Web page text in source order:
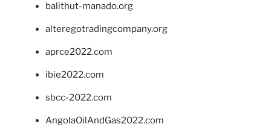
balithut-manado.org
alteregotradingcompany.org
aprce2022.com
ibie2022.com
sbcc-2022.com
AngolaOilAndGas2022.com